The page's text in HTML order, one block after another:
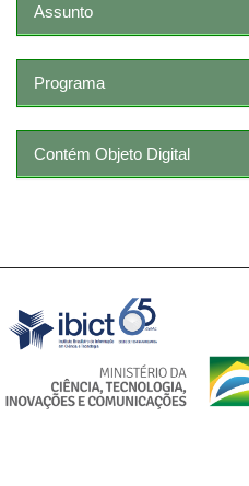
Assunto
Programa
Contém Objeto Digital